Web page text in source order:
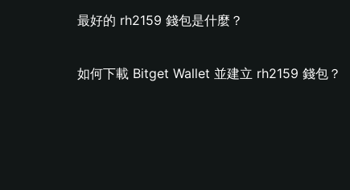
最好的 rh2159 錢包是什麼？
如何下載 Bitget Wallet 並建立 rh2159 錢包？